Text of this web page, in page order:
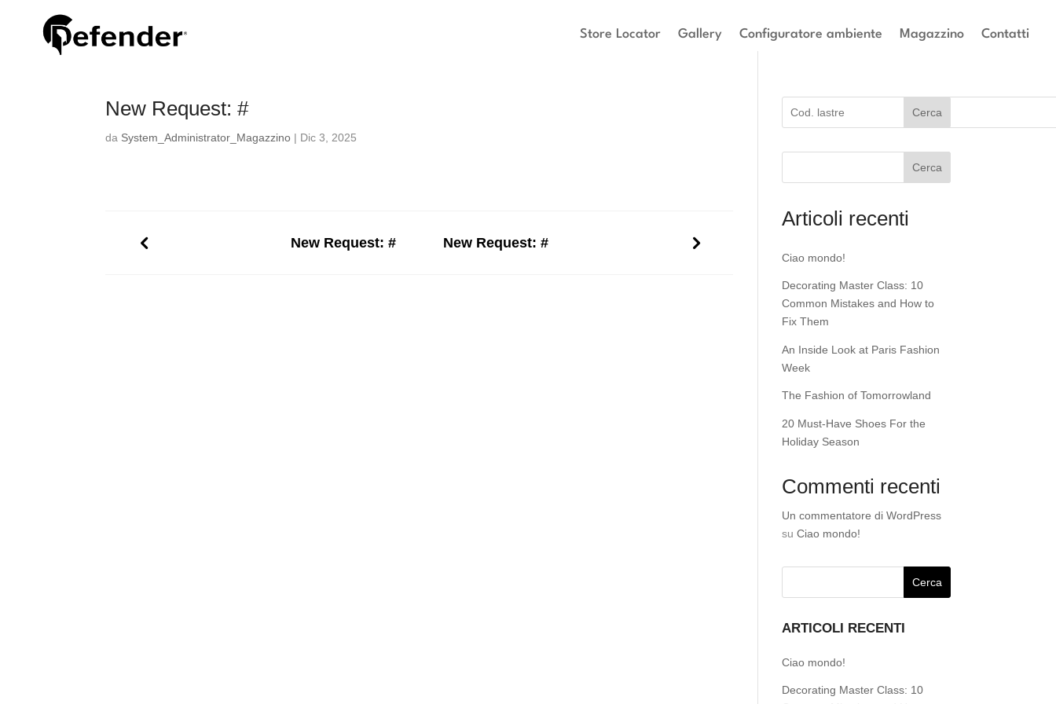
Store Locator Gallery Configuratore ambiente Magazzino Contatti
New Request: #
da System_Administrator_Magazzino | Dic 3, 2025
New Request: # New Request: #
Cerca
Cerca
Articoli recenti
Ciao mondo!
Decorating Master Class: 10
Common Mistakes and How to
Fix Them
An Inside Look at Paris Fashion
Week
The Fashion of Tomorrowland
20 Must-Have Shoes For the
Holiday Season
Commenti recenti
Un commentatore di WordPress
su Ciao mondo!
ARTICOLI RECENTI
Ciao mondo!
Decorating Master Class: 10